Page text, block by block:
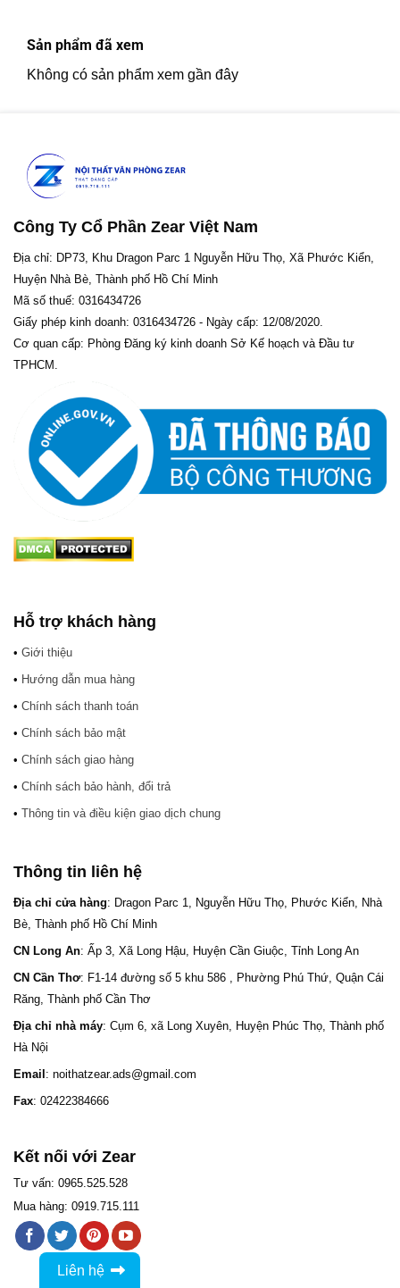
dựa
trên
giá
Sản phẩm đã xem
Không có sản phẩm xem gần đây
Công Ty Cổ Phần Zear Việt Nam
Địa chỉ: DP73, Khu Dragon Parc 1 Nguyễn Hữu Thọ, Xã Phước Kiển,
Huyện Nhà Bè, Thành phố Hồ Chí Minh
Mã số thuế: 0316434726
Giấy phép kinh doanh: 0316434726 - Ngày cấp: 12/08/2020.
Cơ quan cấp: Phòng Đăng ký kinh doanh Sở Kế hoạch và Đầu tư
TPHCM.
Hỗ trợ khách hàng
• Giới thiệu
• Hướng dẫn mua hàng
• Chính sách thanh toán
• Chính sách bảo mật
• Chính sách giao hàng
• Chính sách bảo hành, đổi trả
• Thông tin và điều kiện giao dịch chung
Thông tin liên hệ
Địa chỉ cửa hàng: Dragon Parc 1, Nguyễn Hữu Thọ, Phước Kiển, Nhà
Bè, Thành phố Hồ Chí Minh
CN Long An: Ấp 3, Xã Long Hậu, Huyện Cần Giuộc, Tỉnh Long An
CN Cần Thơ: F1-14 đường số 5 khu 586 , Phường Phú Thứ, Quận Cái
Răng, Thành phố Cần Thơ
Địa chỉ nhà máy: Cụm 6, xã Long Xuyên, Huyện Phúc Thọ, Thành phố
Hà Nội
Email : noithatzear.ads@gmail.com
Fax: 02422384666
Kết nối với Zear
Tư vấn: 0965.525.528
Mua hàng: 0919.715.111
Liên hệ